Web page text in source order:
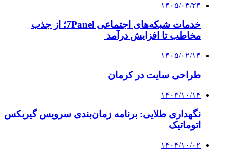
۱۴۰۵/۰۳/۲۴
خدمات شبکه‌های اجتماعی 7Panel؛ از جذب
مخاطب تا افزایش درآمد
۱۴۰۵/۰۲/۱۴
طراحی سایت در کرمان
۱۴۰۳/۱۰/۱۴
نگهداری طلایی: برنامه زمان‌بندی سرویس گیربکس
اتوماتیک
۱۴۰۴/۱۰/۰۲